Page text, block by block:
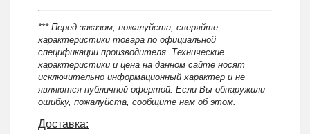
*** Перед заказом, пожалуйста, сверяйте
характеристики товара по официальной
спецификации производителя. Технические
характеристики и цена на данном сайте носят
исключительно информационный характер и не
являются публичной офертой. Если Вы обнаружили
ошибку, пожалуйста, сообщите нам об этом.
Доставка: